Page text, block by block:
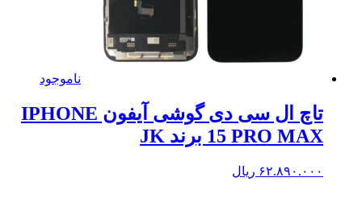
ناموجود
تاچ ال سی دی گوشی آیفون IPHONE
15 PRO MAX برند JK
۶۲.۸۹۰.۰۰۰ ریال